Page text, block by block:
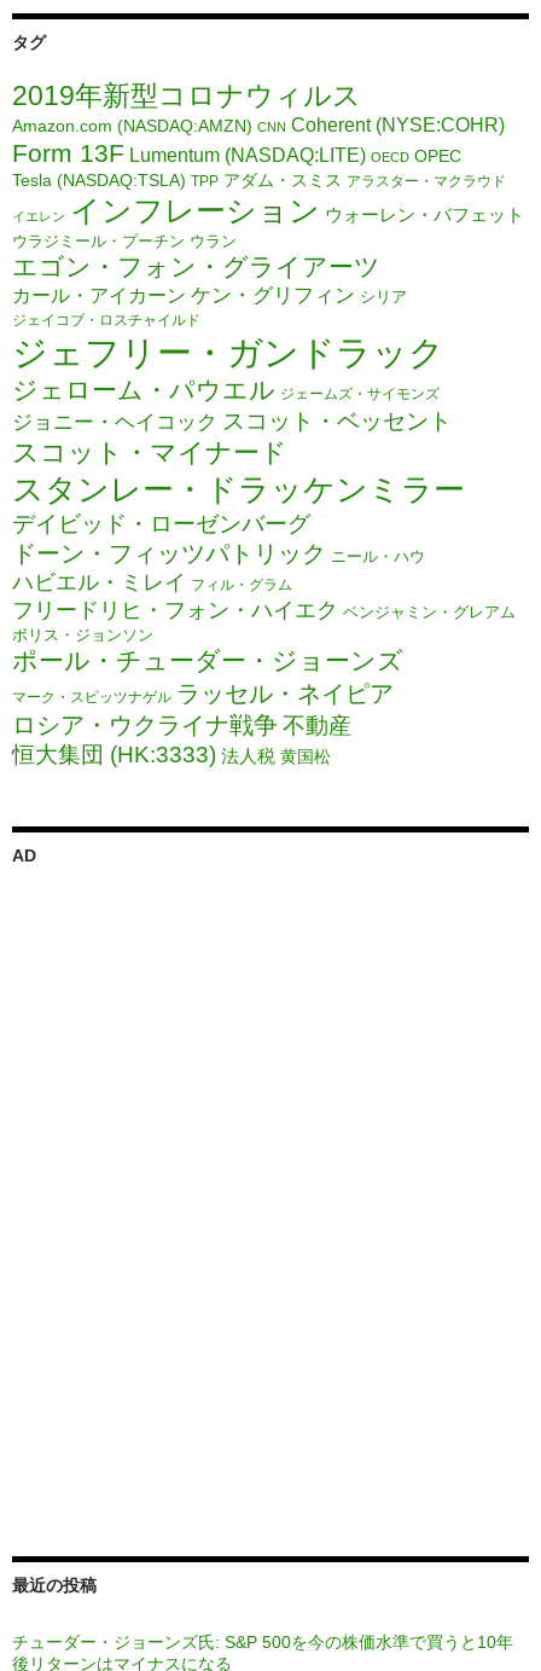
タグ
2019年新型コロナウィルス
Amazon.com (NASDAQ:AMZN) CNN Coherent (NYSE:COHR)
Form 13F Lumentum (NASDAQ:LITE) OECD OPEC
Tesla (NASDAQ:TSLA) TPP アダム・スミス アラスター・マクラウド
イエレン インフレーション ウォーレン・バフェット
ウラジミール・プーチン ウラン
エゴン・フォン・グライアーツ
カール・アイカーン ケン・グリフィン シリア
ジェイコブ・ロスチャイルド
ジェフリー・ガンドラック
ジェローム・パウエル ジェームズ・サイモンズ
ジョニー・ヘイコック スコット・ベッセント
スコット・マイナード
スタンレー・ドラッケンミラー
デイビッド・ローゼンバーグ
ドーン・フィッツパトリック ニール・ハウ
ハビエル・ミレイ フィル・グラム
フリードリヒ・フォン・ハイエク ベンジャミン・グレアム
ボリス・ジョンソン
ポール・チューダー・ジョーンズ
マーク・スピッツナゲル ラッセル・ネイピア
ロシア・ウクライナ戦争不動産
恒大集団 (HK:3333) 法人税 黄国松
AD
最近の投稿
チューダー・ジョーンズ氏: S&P 500を今の株価水準で買うと10年
後リターンはマイナスになる